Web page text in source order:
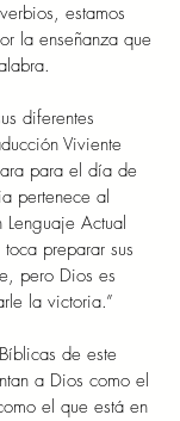
estamos
la enseñanza que
diferentes
Viviente
para el día de
pertenece al
Lenguaje Actual
preparar sus
pero Dios es
la victoria.”
de este
a Dios como el
el que está en